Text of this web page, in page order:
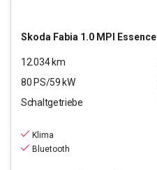
Skoda Fabia 1.0 MPI Essence
12.034km
80 PS/59 kW
Schaltgetriebe
Klima
Bluetooth